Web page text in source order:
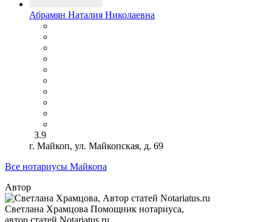
Абрамян Наталия Николаевна
3.9
г. Майкоп, ул. Майкопская, д. 69
Все нотариусы Майкопа
Автор
Светлана Храмцова Помощник нотариуса,
автор статей Notariatus.ru